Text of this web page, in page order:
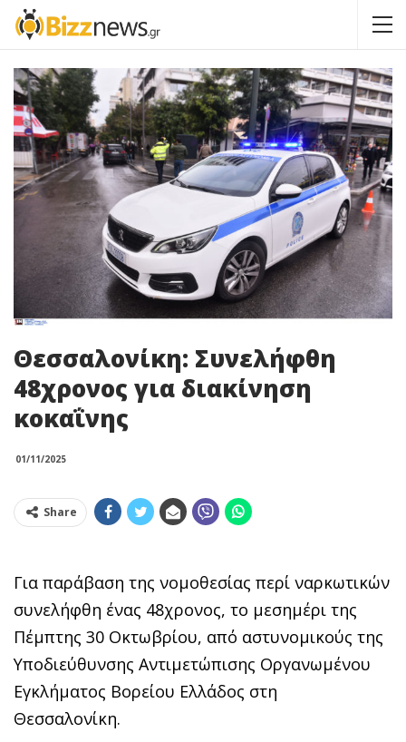
Θεσσαλονίκη: Συνελήφθη
48χρονος για διακίνηση
κοκαΐνης
01/11/2025
Share
Για παράβαση της νομοθεσίας περί ναρκωτικών
συνελήφθη ένας 48χρονος, το μεσημέρι της
Πέμπτης 30 Οκτωβρίου, από αστυνομικούς της
Υποδιεύθυνσης Αντιμετώπισης Οργανωμένου
Εγκλήματος Βορείου Ελλάδος στη
Θεσσαλονίκη.